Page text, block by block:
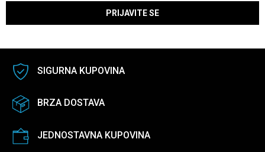
PRIJAVITE SE
SIGURNA KUPOVINA
BRZA DOSTAVA
JEDNOSTAVNA KUPOVINA